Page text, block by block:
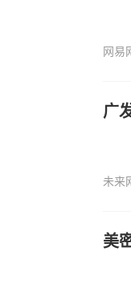
网易
广
未来
美